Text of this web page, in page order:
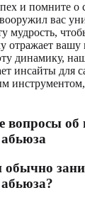
и помните о
вас
мудрость,
отражает
динамику,
инсайты для
вопросы об
абьюза